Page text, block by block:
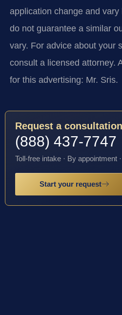
application change and
do not guarantee a similar
vary. For advice about your
consult a licensed attorney.
for this advertising: Mr. Sris.
Request a consultation
(888) 437-7747
Toll-free intake · By appointment
Start your request